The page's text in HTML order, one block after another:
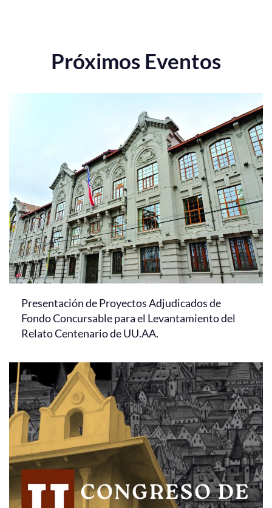
Próximos Eventos
Presentación de Proyectos Adjudicados de
Fondo Concursable para el Levantamiento del
Relato Centenario de UU.AA.